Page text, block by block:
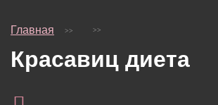
Главная
Красавиц диета